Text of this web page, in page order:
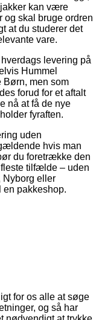
kan være
skal bruge ordren
at du studerer det
vare.
levering på
Hummel
men som
forud for et aftalt
nå at få de nye
fyraften.
uden
hvis man
du foretrække den
tilfælde – uden
Nyborg eller
pakkeshop.
for os alle at søge
og så har